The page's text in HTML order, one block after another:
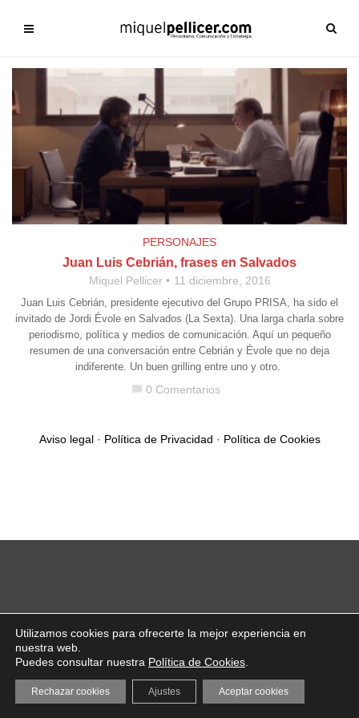
PERSONAJES
Juan Luis Cebrián, frases en Salvados
Miquel Pellicer 11 diciembre, 2016
Juan Luis Cebrián, presidente ejecutivo del Grupo PRISA, ha sido el
invitado de Jordi Évole en Salvados (La Sexta). Una larga charla sobre
periodismo, política y medios de comunicación. Aquí un pequeño
resumen de una conversación entre Cebrián y Évole que no deja
indiferente. Un buen grilling entre uno y otro.
chat_bubble 0 Comentarios
Aviso legal· Política de Privacidad · Política de Cookies
Utilizamos cookies para ofrecerte la mejor experiencia en
nuestra web.
Puedes consultar nuestra Política de Cookies
Aceptar cookies
Rechazar cookies Ajustes